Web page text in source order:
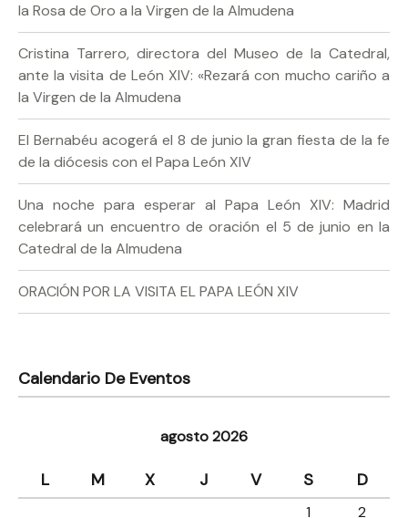
la Rosa de Oro a la Virgen de la Almudena
Cristina Tarrero, directora del Museo de la Catedral,
ante la visita de León XIV: «Rezará con mucho cariño a
la Virgen de la Almudena
El Bernabéu acogerá el 8 de junio la gran fiesta de la fe
de la diócesis con el Papa León XIV
Una noche para esperar al Papa León XIV: Madrid
celebrará un encuentro de oración el 5 de junio en la
Catedral de la Almudena
ORACIÓN POR LA VISITA EL PAPA LEÓN XIV
Calendario De Eventos
agosto 2026
L M X J V S D
1 2